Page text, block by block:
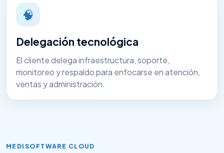
🧠
Delegación tecnológica
El cliente delega infraestructura, soporte,
monitoreo y respaldo para enfocarse en atención,
ventas y administración.
MEDISOFTWARE CLOUD